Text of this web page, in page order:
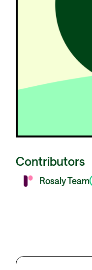
Contributors
Rosaly Team